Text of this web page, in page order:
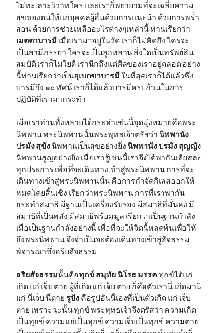
ไม่ทะเลาะวิวาทใคร และเราก็พยายามที่จะเฉลี่ยความ
สุขของตนให้แก่บุคคลผู้อื่นด้วยการแนะนำ ด้วยการพร่ำ
สอน ด้วยการช่วยเหลืออะไรต่างๆเหล่านี้ ท่านเรียกว่า
เมตตาบารมี เมื่อเรามาอยู่ในวัด เราก็ไม่คิดถึง ใครจะ
เป็นสามีภรรยา ใครจะเป็นลูกหลาน สิ่งใดเป็นทรัพย์สิน
สมบัติ เราก็ไม่ใยดี เรานึกถึงแต่ศีลของเราอยู่ตลอด อย่าง
นี้ท่านเรียกว่าเป็นอุเบกขาบารมีในที่สุดเราก็ได้แล้วซึ่ง
บารมีถึง ๑๐ ทัศน์ เราก็ได้แล้วบารมีครบถ้วนในการ
ปฏิบัติที่เรามากระทำ
เมื่อเราท่านทั้งหลายได้กระทำเช่นนี้จุดมุ่งหมายคือพระ
นิพพาน พระนิพพานนั้นพระพุทธเจ้าตรัสว่า นิพพานัง
ปรมัง สุขัง นิพพานเป็นสุขอย่างยิ่ง นิพพานัง ปรมัง สุญญัง
นิพพานสูญอย่างยิ่ง เมื่อเรารู้เช่นนี้เราจึงได้พากันเสียสละ
ทุกประการ เพื่อที่จะเดินทางเข้าสู่พระนิพพาน การที่จะ
เดินทางเข้าสู่พระนิพพานนั้น คือการกำจัดกิเลสออกให้
หมดโดยสิ้นเชิง เรียกว่าพระนิพพาน การที่เราพากัน
กระทำสมาธิ มีฐานเป็นเครื่องรับรอง มีสมาธิที่มั่นคง มี
สมาธิที่เป็นพลัง มีสมาธิพร้อมมูล เรียกว่าเป็นฐานกำลัง
เมื่อเป็นฐานกำลังอย่างนี้ เพื่อที่จะให้จิตนี้หลุดพ้นเพื่อให้
ถึงพระนิพพาน จึงจำเป็นจะต้องเดินทางเข้าสู่สัจธรรม
พิจารณาซึ่งอริยสัจธรรม
อริยสัจธรรมนั้นคือทุกข์ สมุทัย นิโรธ มรรค ทุกข์ได้แก่
เกิด แก่ เจ็บ ตาย ผู้ที่เกิด แก่ เจ็บ ตาย ก็คือตัวเรานี่ เกิดมานี่
แก่ นี่เจ็บ นี่ตาย รูปัง คือรูปอันนี้เองที่เป็นตัวเกิด แก่ เจ็บ
ตาย เพราะฉะนั้น ทุกข์ พระพุทธเจ้าจึงตรัสว่า ความเกิด
เป็นทุกข์ ความแก่เป็นทุกข์ ความเจ็บเป็นทุกข์ ความตาย